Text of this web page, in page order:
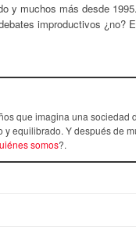
y muchos más desde
improductivos ¿no?
que imagina una sociedad
equilibrado. Y después de
somos?.